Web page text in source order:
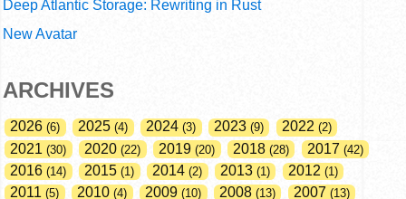
Deep Atlantic Storage: Rewriting in Rust
New Avatar
ARCHIVES
2026 6 2025 4 2024 3 2023 9 2022 2
2021 30 2020 22 2019 20 2018 28 2017 42
2016 14 2015 1 2014 2 2013 1 2012 1
2011 5 2010 4 2009 10 2008 13 2007 13